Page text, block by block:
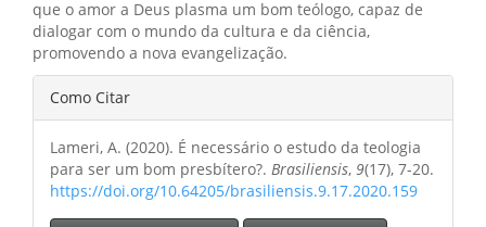
que o amor a Deus plasma um bom teólogo, capaz de
dialogar com o mundo da cultura e da ciência,
promovendo a nova evangelização.
Detalhes
do
artigo
Como Citar
Lameri, A. (2020). É necessário o estudo da teologia
para ser um bom presbítero?. Brasiliensis, 9(17), 7-20.
https://doi.org/10.64205/brasiliensis.9.17.2020.159